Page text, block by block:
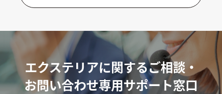
エクステリアに関するご相談・
お問い合わせ専用サポート窓口